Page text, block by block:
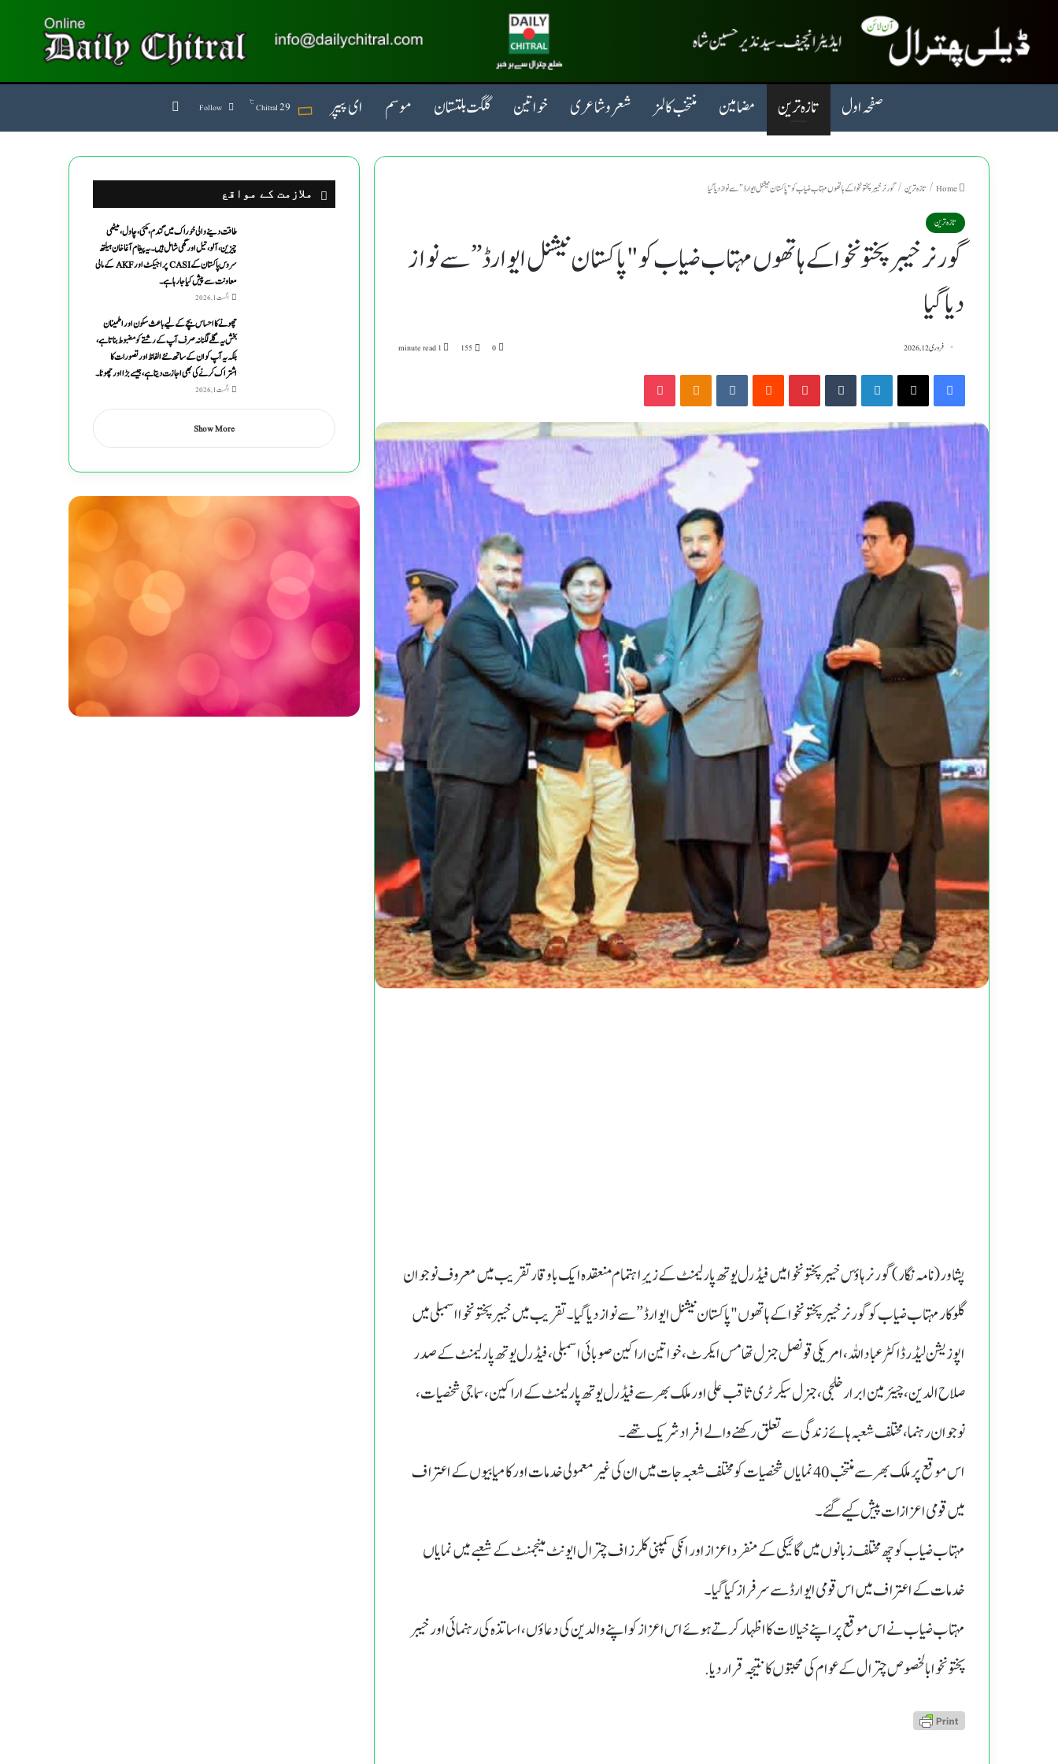
صفحہ اول تازہ ترین مضامین منتخب کالمز شعروشاعری خواتین گلگت بلتستان موسم ای پیپر Chitral29
℃
Follow
/ تازہ ترین / گورنر خیبر پختونخوا کے ہاتھوں مہتاب ضیاب کو "پاکستان نیشنل ایوارڈ” سے نواز دیا گیا
تازہ ترین
گورنر خیبر پختونخوا کے ہاتھوں مہتاب ضیاب کو "پاکستان نیشنل ایوارڈ” سے نواز
دیا گیا
فروری 12, 2026 0
155
Facebook
X
LinkedIn
Tumblr
Pinterest
Reddit
VKontakte
Odnoklassniki
Pocket
پشاور(نامہ نگار) گورنر ہاؤس خیبر پختونخوا میں فیڈرل یوتھ پارلیمنٹ کے زیرِ اہتمام منعقدہ ایک باوقار تقریب میں معروف نوجوان
گلوکار مہتاب ضیاب کو گورنر خیبر پختونخوا کے ہاتھوں "پاکستان نیشنل ایوارڈ” سے نواز دیا گیا۔تقریب میں خیبرپختونخوا اسمبلی میں
اپوزیشن لیڈر ڈاکٹر عباداللہ، امریکی قونصل جنرل تھامس ایکرٹ، خواتین اراکین صوبائی اسمبلی، فیڈرل یوتھ پارلیمنٹ کے صدر
صلاح الدین، چیئرمین ابرار خلجی، جنرل سیکرٹری ثاقب علی اور ملک بھر سے فیڈرل یوتھ پارلیمنٹ کے اراکین، سماجی شخصیات،
نوجوان رہنما، مختلف شعبہ ہائے زندگی سے تعلق رکھنے والے افراد شریک تھے۔
اس موقع پر ملک بھر سے منتخب 40 نمایاں شخصیات کو مختلف شعبہ جات میں ان کی غیر معمولی خدمات اور کامیابیوں کے اعتراف
میں قومی اعزازات پیش کیے گئے۔
مہتاب ضیاب کو چھ مختلف زبانوں میں گائیکی کے منفرد اعزاز اور انکی کمپنی کلرز اف چترال ایونٹ مینجمنٹ کے شعبے میں نمایاں
خدمات کے اعتراف میں اس قومی ایوارڈ سے سرفراز کیا گیا۔
مہتاب ضیاب نے اس موقع پر اپنے خیالات کا اظہار کرتے ہوئے اس اعزاز کو اپنے والدین کی دعاؤں، اساتذہ کی رہنمائی اور خیبر
پختونخوا بالخصوص چترال کے عوام کی محبتوں کا نتیجہ قرار دیا.
ملازمت کے مواقع
طاقت دینے والی خوراک میں گندم ،مکئی ،چاول،میٹھی
چیزین ،آلو،تیل اورگھی شامل ہیں۔یہ پیغام آغاخان ہیلتھ
سروس پاکستان کے CASI پراجیکٹ اور AKF کے مالی
معاونت سے پیش کیاجارہاہے۔
اگست 1, 2026
چھونے کا احساس بچے کے لیے باعث سکون اور اطمینان
بخش یہ گلے لگنا نہ صرف آپ کے رشتے کو مضبوط بناتا ہے،
بلکہ یہ آپ کو ان کے ساتھ نئے الفاظ اور تصورات کا
اشتراک کرنے کی بھی اجازت دیتا ہے ، جیسے بڑا اور چھوٹا۔
اگست 1, 2026
Show More